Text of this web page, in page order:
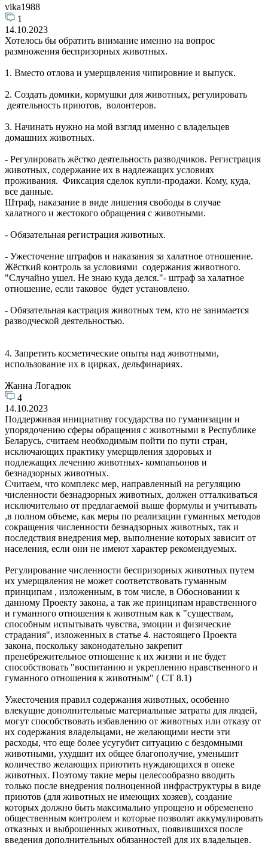
vika1988
1
14.10.2023
Хотелось бы обратить внимание именно на вопрос
размножения беспризорных животных.
1. Вместо отлова и умерщвления чипировние и выпуск.
2. Создать домики, кормушки для животных, регулировать
деятельность приютов, волонтеров.
3. Начинать нужно на мой взгляд именно с владельцев
домашних животных.
- Регулировать жёстко деятельность разводчиков. Регистрация
животных, содержание их в надлежащих условиях
проживания. Фиксация сделок купли-продажи. Кому, куда,
все данные.
Штраф, наказание в виде лишения свободы в случае
халатного и жестокого обращения с животными.
- Обязательная регистрация животных.
- Ужесточение штрафов и наказания за халатное отношение.
Жёсткий контроль за условиями содержания животного.
"Случайно ушел. Не знаю куда делся."- штраф за халатное
отношение, если таковое будет установлено.
- Обязательная кастрация животных тем, кто не занимается
разводческой деятельностью.
4. Запретить косметические опыты над животными,
использование их в цирках, дельфинариях.
Жанна Логадюк
4
14.10.2023
Поддерживая инициативу государства по гуманизации и
упорядочению сферы обращения с животными в Республике
Беларусь, считаем необходимым пойти по пути стран,
исключающих практику умерщвления здоровых и
подлежащих лечению животных- компаньонов и
безнадзорных животных.
Считаем, что комплекс мер, направленный на регуляцию
численности безнадзорных животных, должен отталкиваться
исключительно от предлагаемой выше формулы и учитывать
,в полном объеме, как меры по реализации гуманных методов
сокращения численности безнадзорных животных, так и
последствия внедрения мер, выполнение которых зависит от
населения, если они не имеют характер рекомендуемых.
Регулирование численности беспризорных животных путем
их умерщвления не может соответствовать гуманным
принципам , изложенным, в том числе, в Обосновании к
данному Проекту закона, а так же принципам нравственного
и гуманного отношения к животным как к "существам,
способным испытывать чувства, эмоции и физические
страдания", изложенных в статье 4. настоящего Проекта
закона, поскольку законодательно закрепит
пренебрежительное отношение к их жизни и не будет
способствовать "воспитанию и укреплению нравственного и
гуманного отношения к животным" ( СТ 8.1)
Ужесточения правил содержания животных, особенно
влекущие дополнительные материальные затраты для людей,
могут способствовать избавлению от животных или отказу от
их содержания владельцами, не желающими нести эти
расходы, что еще более усугубит ситуацию с бездомными
животными, ухудшит их общее благополучие, уменьшит
количество желающих приютить нуждающихся в опеке
животных. Поэтому такие меры целесообразно вводить
только после внедрения полноценной инфраструктуры в виде
приютов (для животных не имеющих хозяев), создание
которых должно быть максимально упрощено и обременено
общественным контролем и которые позволят аккумулировать
отказных и выброшенных животных, появившихся после
введения дополнительных обязанностей для их владельцев.